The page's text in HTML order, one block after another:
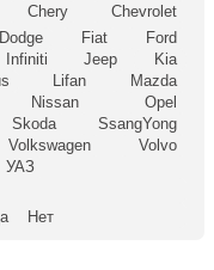
Chery
Chevrolet
Dodge Fiat
Ford
Infiniti Jeep
Kia
Lifan
Mazda
Nissan
Opel
Skoda
SsangYong
Volkswagen
Volvo
УАЗ
Нет